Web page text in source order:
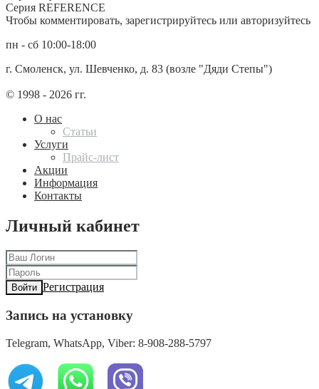
Серия REFERENCE
Чтобы комментировать, зарегистрируйтесь или авторизуйтесь
пн - сб 10:00-18:00
г. Смоленск, ул. Шевченко, д. 83 (возле "Дяди Степы")
© 1998 - 2026 гг.
О нас
Статьи
Услуги
Прайс-лист
Акции
Информация
Контакты
Личный кабинет
Войти Регистрация
Запись на установку
Telegram, WhatsApp, Viber: 8-908-288-5797